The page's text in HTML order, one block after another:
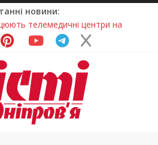
новини:
телемедичні центри на
підготовка до опалювального
досліджують місце
монастиря (Фото)
отримують шанс на власне